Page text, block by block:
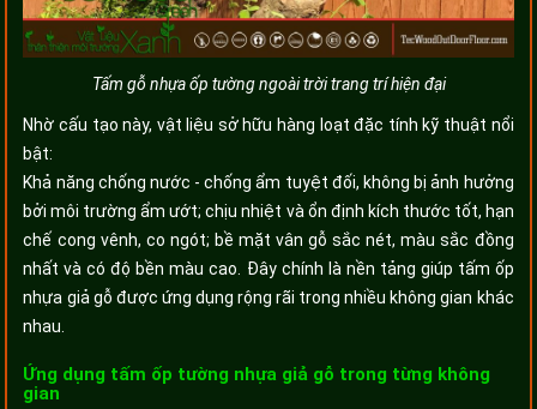
Tấm gỗ nhựa ốp tường ngoài trời trang trí hiện đại
Nhờ cấu tạo này, vật liệu sở hữu hàng loạt đặc tính kỹ thuật nổi
bật:
Khả năng chống nước - chống ẩm tuyệt đối, không bị ảnh hưởng
bởi môi trường ẩm ướt; chịu nhiệt và ổn định kích thước tốt, hạn
chế cong vênh, co ngót; bề mặt vân gỗ sắc nét, màu sắc đồng
nhất và có độ bền màu cao. Đây chính là nền tảng giúp tấm ốp
nhựa giả gỗ được ứng dụng rộng rãi trong nhiều không gian khác
nhau.
Ứng dụng tấm ốp tường nhựa giả gỗ trong từng không
gian